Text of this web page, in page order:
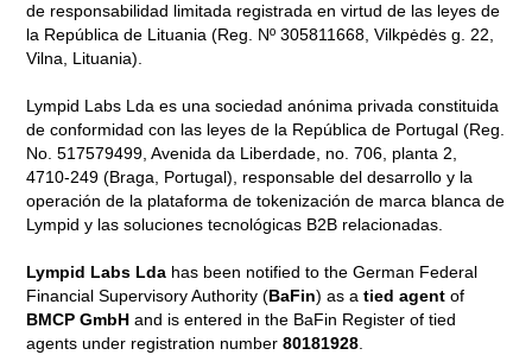
de responsabilidad limitada registrada en virtud de las leyes de
la República de Lituania (Reg. Nº 305811668, Vilkpėdės g. 22,
Vilna, Lituania).
Lympid Labs Lda es una sociedad anónima privada constituida
de conformidad con las leyes de la República de Portugal (Reg.
No. 517579499, Avenida da Liberdade, no. 706, planta 2,
4710-249 (Braga, Portugal), responsable del desarrollo y la
operación de la plataforma de tokenización de marca blanca de
Lympid y las soluciones tecnológicas B2B relacionadas.
Lympid Labs Lda has been notified to the German Federal
Financial Supervisory Authority (BaFin) as atied agent of
BMCP GmbH and is entered in the BaFin Register of tied
agents under registration number80181928.